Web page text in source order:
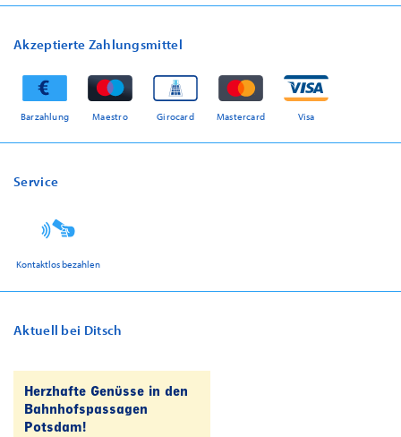
Akzeptierte Zahlungsmittel
Barzahlung Maestro Girocard Mastercard Visa
Service
Kontaktlos bezahlen
Aktuell bei Ditsch
Herzhafte Genüsse in den
Bahnhofspassagen
Potsdam!